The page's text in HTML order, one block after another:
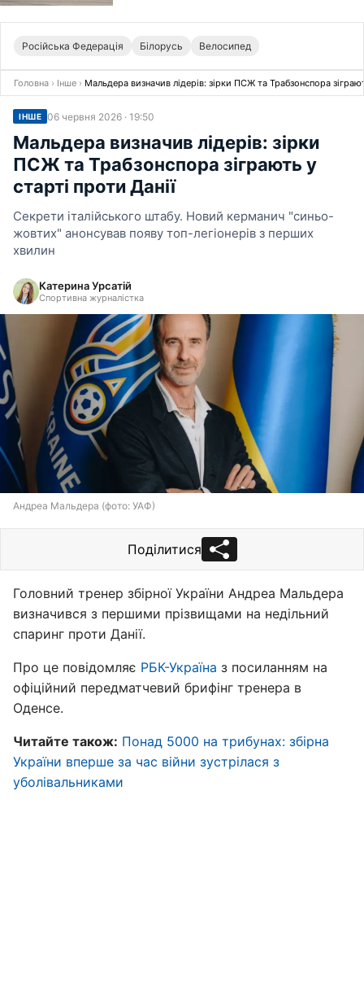
Російська Федерація Білорусь Велосипед
Головна › Інше › Мальдера визначив лідерів: зірки ПСЖ та Трабзонспора
ІНШЕ 06 червня 2026 · 19:50
Мальдера визначив лідерів: зірки
ПСЖ та Трабзонспора зіграють у
старті проти Данії
Секрети італійського штабу. Новий керманич "синьо-
жовтих" анонсував появу топ-легіонерів з перших
хвилин
Катерина Урсатій
Спортивна журналістка
Андреа Мальдера (фото: УАФ)
Поділитися
Головний тренер збірної України Андреа Мальдера
визначився з першими прізвищами на недільний
спаринг проти Данії.
Про це повідомляє РБК-Україна з посиланням на
офіційний передматчевий брифінг тренера в
Оденсе.
Читайте також: Понад 5000 на трибунах: збірна
України вперше за час війни зустрілася з
уболівальниками